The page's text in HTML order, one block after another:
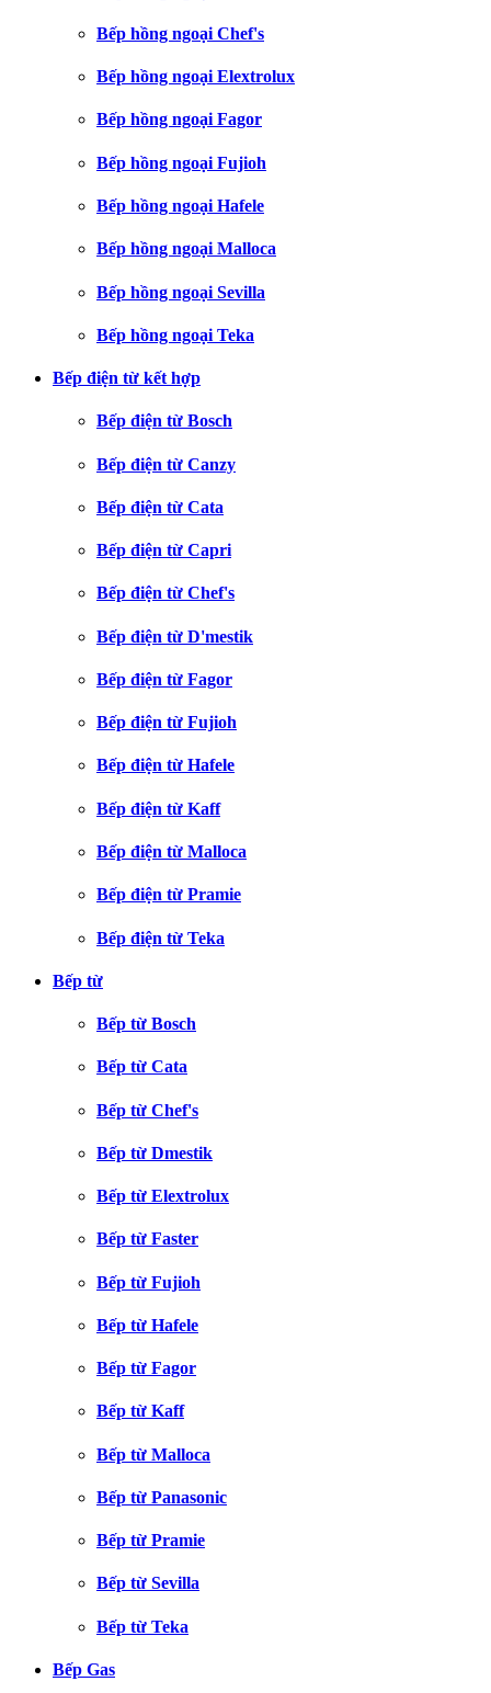
Bếp hồng ngoại Chef's
Bếp hồng ngoại Elextrolux
Bếp hồng ngoại Fagor
Bếp hồng ngoại Fujioh
Bếp hồng ngoại Hafele
Bếp hồng ngoại Malloca
Bếp hồng ngoại Sevilla
Bếp hồng ngoại Teka
Bếp điện từ kết hợp
Bếp điện từ Bosch
Bếp điện từ Canzy
Bếp điện từ Cata
Bếp điện từ Capri
Bếp điện từ Chef's
Bếp điện từ D'mestik
Bếp điện từ Fagor
Bếp điện từ Fujioh
Bếp điện từ Hafele
Bếp điện từ Kaff
Bếp điện từ Malloca
Bếp điện từ Pramie
Bếp điện từ Teka
Bếp từ
Bếp từ Bosch
Bếp từ Cata
Bếp từ Chef's
Bếp từ Dmestik
Bếp từ Elextrolux
Bếp từ Faster
Bếp từ Fujioh
Bếp từ Hafele
Bếp từ Fagor
Bếp từ Kaff
Bếp từ Malloca
Bếp từ Panasonic
Bếp từ Pramie
Bếp từ Sevilla
Bếp từ Teka
Bếp Gas